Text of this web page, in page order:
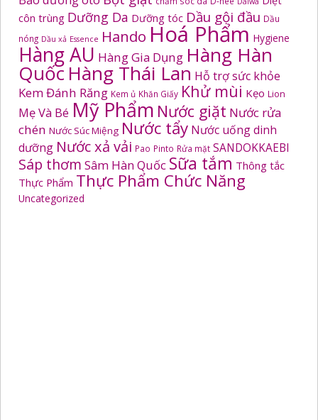
côn trùng Dưỡng Da Dưỡng tóc Dầu gội đầu Dầu
nóng Dầu xả Essence Hando Hoá Phẩm Hygiene
Hàng AU Hàng Gia Dụng Hàng Hàn
Quốc Hàng Thái Lan Hỗ trợ sức khỏe
Kem Đánh Răng Kem ủ Khăn Giấy Khử mùi Kẹo Lion
Mẹ Và Bé Mỹ Phẩm Nước giặt Nước rửa
chén Nước Súc Miệng Nước tẩy Nước uống dinh
dưỡng Nước xả vải Pao Pinto Rửa mặt SANDOKKAEBI
Sáp thơm Sâm Hàn Quốc Sữa tắm Thông tắc
Thực Phẩm Thực Phẩm Chức Năng
Uncategorized